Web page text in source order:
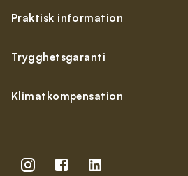
Praktisk information
Trygghetsgaranti
Klimatkompensation